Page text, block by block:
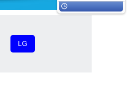
LG